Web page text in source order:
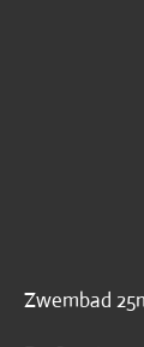
Zwembad